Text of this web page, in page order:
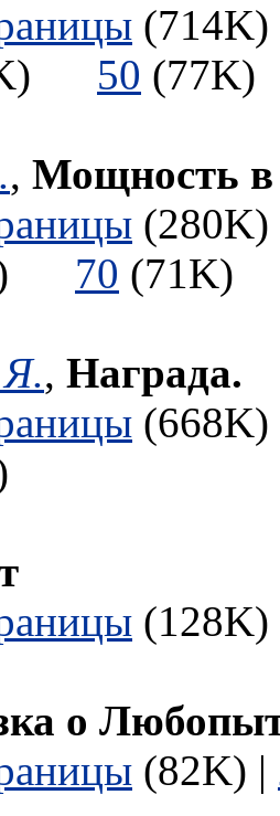
50
, Мощность в
70
, Награда.
о
(82K) |